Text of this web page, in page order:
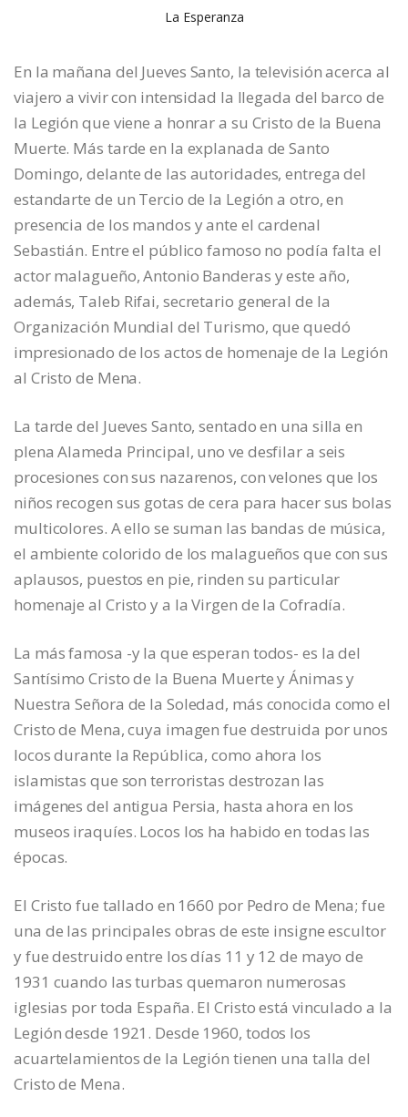
La Esperanza
En la mañana del Jueves Santo, la televisión acerca al
viajero a vivir con intensidad la llegada del barco de
la Legión que viene a honrar a su Cristo de la Buena
Muerte. Más tarde en la explanada de Santo
Domingo, delante de las autoridades, entrega del
estandarte de un Tercio de la Legión a otro, en
presencia de los mandos y ante el cardenal
Sebastián. Entre el público famoso no podía falta el
actor malagueño, Antonio Banderas y este año,
además, Taleb Rifai, secretario general de la
Organización Mundial del Turismo, que quedó
impresionado de los actos de homenaje de la Legión
al Cristo de Mena.
La tarde del Jueves Santo, sentado en una silla en
plena Alameda Principal, uno ve desfilar a seis
procesiones con sus nazarenos, con velones que los
niños recogen sus gotas de cera para hacer sus bolas
multicolores. A ello se suman las bandas de música,
el ambiente colorido de los malagueños que con sus
aplausos, puestos en pie, rinden su particular
homenaje al Cristo y a la Virgen de la Cofradía.
La más famosa -y la que esperan todos- es la del
Santísimo Cristo de la Buena Muerte y Ánimas y
Nuestra Señora de la Soledad, más conocida como el
Cristo de Mena, cuya imagen fue destruida por unos
locos durante la República, como ahora los
islamistas que son terroristas destrozan las
imágenes del antigua Persia, hasta ahora en los
museos iraquíes. Locos los ha habido en todas las
épocas.
El Cristo fue tallado en 1660 por Pedro de Mena; fue
una de las principales obras de este insigne escultor
y fue destruido entre los días 11 y 12 de mayo de
1931 cuando las turbas quemaron numerosas
iglesias por toda España. El Cristo está vinculado a la
Legión desde 1921. Desde 1960, todos los
acuartelamientos de la Legión tienen una talla del
Cristo de Mena.